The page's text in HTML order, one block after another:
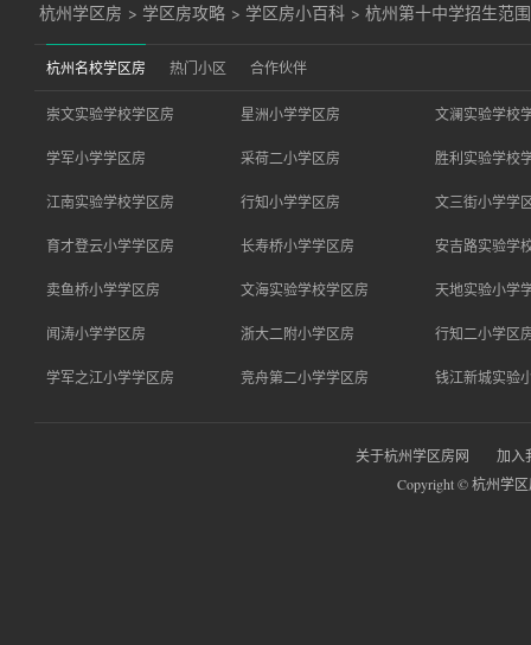
杭州学区房 > 学区房攻略 > 学区房小百科 >杭州第十中学招生范围
杭州名校学区房 热门小区 合作伙伴
崇文实验学校学区房 星洲小学学区房 文澜实验学校
学军小学学区房 采荷二小学区房 胜利实验学校
江南实验学校学区房 行知小学学区房 文三街小学学
育才登云小学学区房 长寿桥小学学区房 安吉路实验学
卖鱼桥小学学区房 文海实验学校学区房 天地实验小学
闻涛小学学区房 浙大二附小学区房 行知二小学区
学军之江小学学区房 竞舟第二小学学区房 钱江新城实验
关于杭州学区房网
加入
Copyright © 杭州学